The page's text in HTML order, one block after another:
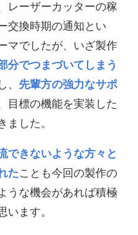
レーザーカッターの稼
交換時期の通知とい
マでしたが、いざ製作
分でつまづいてしまう
、 先輩方の強力なサポ
目標の機能を実装した
ました。
できないような方々と
たことも今回の製作の
うな機会があれば積極
います。